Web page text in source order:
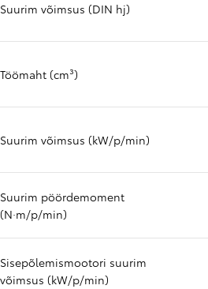
Suurim võimsus (DIN hj)
Töömaht (cm³)
Suurim võimsus (kW/p/min)
Suurim pöördemoment
(N·m/p/min)
Sisepõlemismootori suurim
võimsus (kW/p/min)